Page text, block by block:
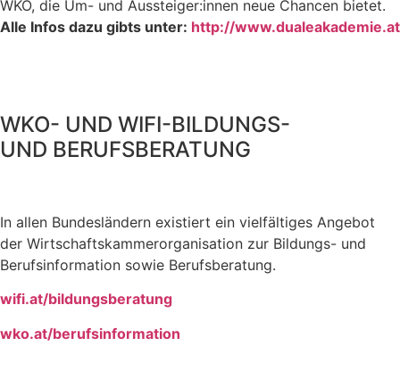
WKO, die Um- und Aussteiger:innen neue Chancen bietet.
Alle Infos dazu gibts unter: http://www.dualeakademie.at
WKO- UND WIFI-BILDUNGS-
UND BERUFSBERATUNG
In allen Bundesländern existiert ein vielfältiges Angebot
der Wirtschaftskammerorganisation zur Bildungs- und
Berufsinformation sowie Berufsberatung.
wifi.at/bildungsberatung
wko.at/berufsinformation